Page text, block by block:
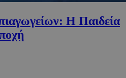
Η Παιδεία